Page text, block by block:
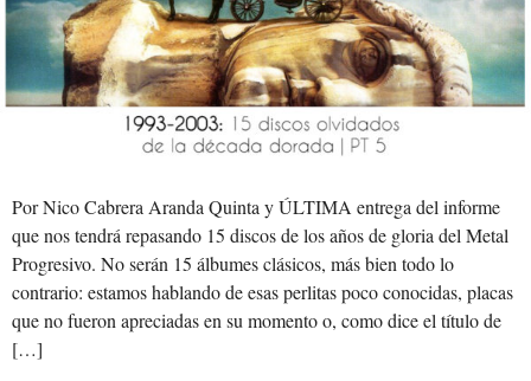
Por Nico Cabrera Aranda Quinta y ÚLTIMA entrega del informe
que nos tendrá repasando 15 discos de los años de gloria del Metal
Progresivo. No serán 15 álbumes clásicos, más bien todo lo
contrario: estamos hablando de esas perlitas poco conocidas, placas
que no fueron apreciadas en su momento o, como dice el título de
[…]